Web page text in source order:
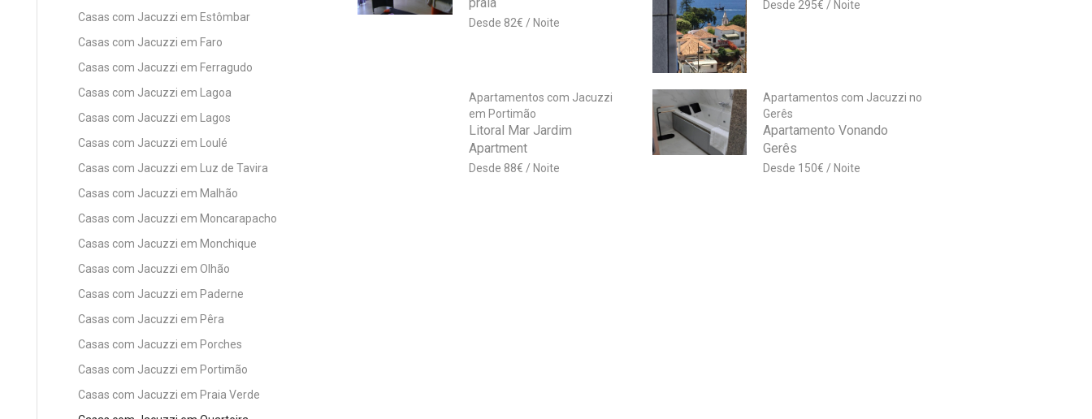
Casas com Jacuzzi em Estômbar
Casas com Jacuzzi em Faro
Casas com Jacuzzi em Ferragudo
Casas com Jacuzzi em Lagoa
Casas com Jacuzzi em Lagos
Casas com Jacuzzi em Loulé
Casas com Jacuzzi em Luz de Tavira
Casas com Jacuzzi em Malhão
Casas com Jacuzzi em Moncarapacho
Casas com Jacuzzi em Monchique
Casas com Jacuzzi em Olhão
Casas com Jacuzzi em Paderne
Casas com Jacuzzi em Pêra
Casas com Jacuzzi em Porches
Casas com Jacuzzi em Portimão
Casas com Jacuzzi em Praia Verde
82€
295€
Apartamentos com Jacuzzi
em Portimão
Litoral Mar Jardim
Apartment
88€
Apartamentos com Jacuzzi no
Gerês
Apartamento Vonando
Gerês
150€